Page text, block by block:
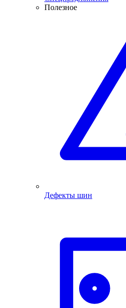
Полезное
Дефекты шин